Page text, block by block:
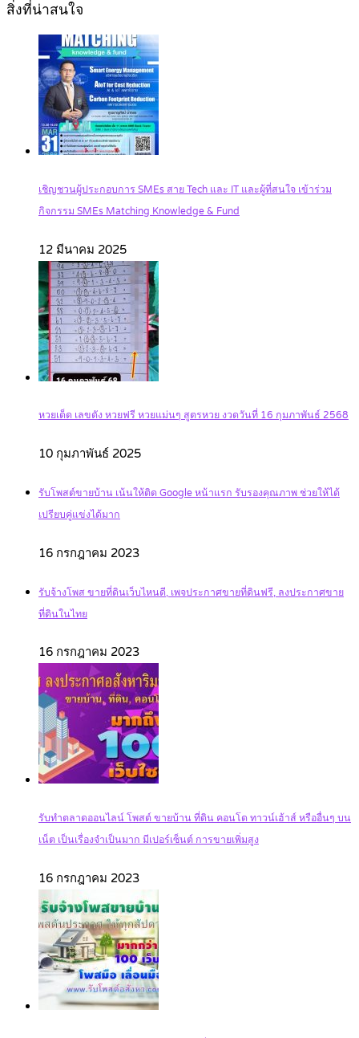
สิ่งที่น่าสนใจ
เชิญชวนผู้ประกอบการ SMEs สาย Tech และ IT และผู้ที่สนใจ เข้าร่วม
กิจกรรม SMEs Matching Knowledge & Fund
12 มีนาคม 2025
หวยเด็ด เลขดัง หวยฟรี หวยแม่นๆ สูตรหวย งวดวันที่ 16 กุมภาพันธ์ 2568
10 กุมภาพันธ์ 2025
รับโพสต์ขายบ้าน เน้นให้ติด Google หน้าแรก รับรองคุณภาพ ช่วยให้ได้
เปรียบคู่แข่งได้มาก
16 กรกฎาคม 2023
รับจ้างโพส ขายที่ดินเว็บไหนดี, เพจประกาศขายที่ดินฟรี, ลงประกาศขาย
ที่ดินในไทย
16 กรกฎาคม 2023
รับทำตลาดออนไลน์ โพสต์ ขายบ้าน ที่ดิน คอนโด ทาวน์เฮ้าส์ หรืออื่นๆ บน
เน็ต เป็นเรื่องจำเป็นมาก มีเปอร์เซ็นต์ การขายเพิ่มสูง
16 กรกฎาคม 2023